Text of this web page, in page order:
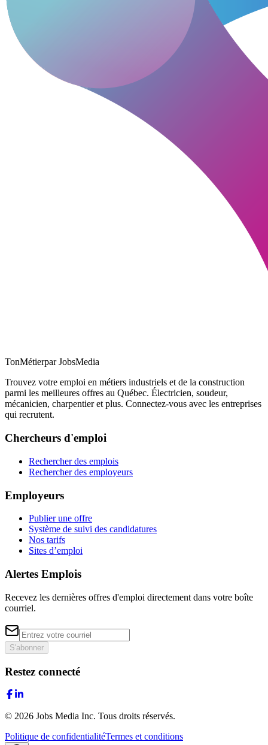
TonMétierpar JobsMedia
Trouvez votre emploi en métiers industriels et de la construction
parmi les meilleures offres au Québec. Électricien, soudeur,
mécanicien, charpentier et plus. Connectez-vous avec les entreprises
qui recrutent.
Chercheurs d'emploi
Rechercher des emplois
Rechercher des employeurs
Employeurs
Publier une offre
Système de suivi des candidatures
Nos tarifs
Sites d’emploi
Alertes Emplois
Recevez les dernières offres d'emploi directement dans votre boîte
courriel.
S'abonner
Restez connecté
© 2026 Jobs Media Inc. Tous droits réservés.
Politique de confidentialitéTermes et conditions